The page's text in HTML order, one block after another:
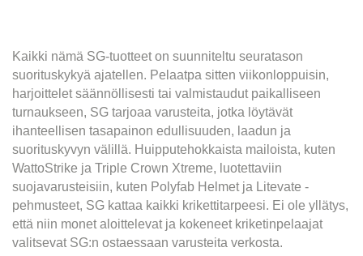
Kaikki nämä SG-tuotteet on suunniteltu seuratason
suorituskykyä ajatellen. Pelaatpa sitten viikonloppuisin,
harjoittelet säännöllisesti tai valmistaudut paikalliseen
turnaukseen, SG tarjoaa varusteita, jotka löytävät
ihanteellisen tasapainon edullisuuden, laadun ja
suorituskyvyn välillä. Huipputehokkaista mailoista, kuten
WattoStrike ja Triple Crown Xtreme, luotettaviin
suojavarusteisiin, kuten Polyfab Helmet ja Litevate -
pehmusteet, SG kattaa kaikki krikettitarpeesi. Ei ole yllätys,
että niin monet aloittelevat ja kokeneet kriketinpelaajat
valitsevat SG:n ostaessaan varusteita verkosta.